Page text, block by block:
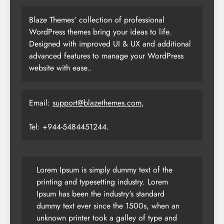
Blaze Themes' collection of professional
WordPress themes bring your ideas to life.
Designed with improved UI & UX and additional
advanced features to manage your WordPress
website with ease..
Email: support@blazethemes.com,
Tel: +944-5484451244.
Lorem Ipsum is simply dummy text of the
printing and typesetting industry. Lorem
Ipsum has been the industry's standard
dummy text ever since the 1500s, when an
unknown printer took a galley of type and